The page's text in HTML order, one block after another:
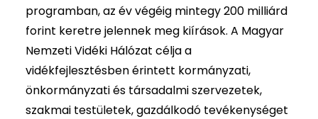
programban, az év végéig mintegy 200 milliárd
forint keretre jelennek meg kiírások. A Magyar
Nemzeti Vidéki Hálózat célja a
vidékfejlesztésben érintett kormányzati,
önkormányzati és társadalmi szervezetek,
szakmai testületek, gazdálkodó tevékenységet